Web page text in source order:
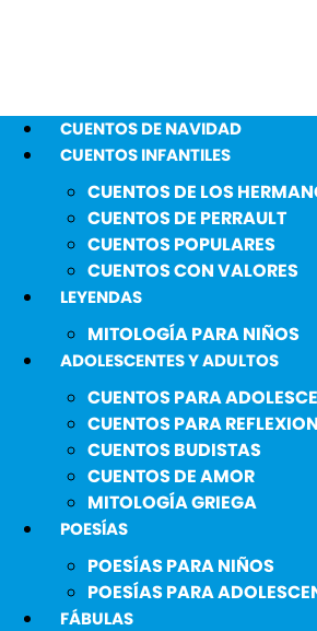
CUENTOS DE NAVIDAD
CUENTOS INFANTILES
CUENTOS DE LOS
CUENTOS DE PERRAULT
CUENTOS POPULARES
CUENTOS CON VALORES
LEYENDAS
MITOLOGÍA PARA NIÑOS
ADOLESCENTES Y ADULTOS
CUENTOS PARA
CUENTOS PARA
CUENTOS BUDISTAS
CUENTOS DE AMOR
MITOLOGÍA GRIEGA
POESÍAS
POESÍAS PARA NIÑOS
POESÍAS PARA
FÁBULAS